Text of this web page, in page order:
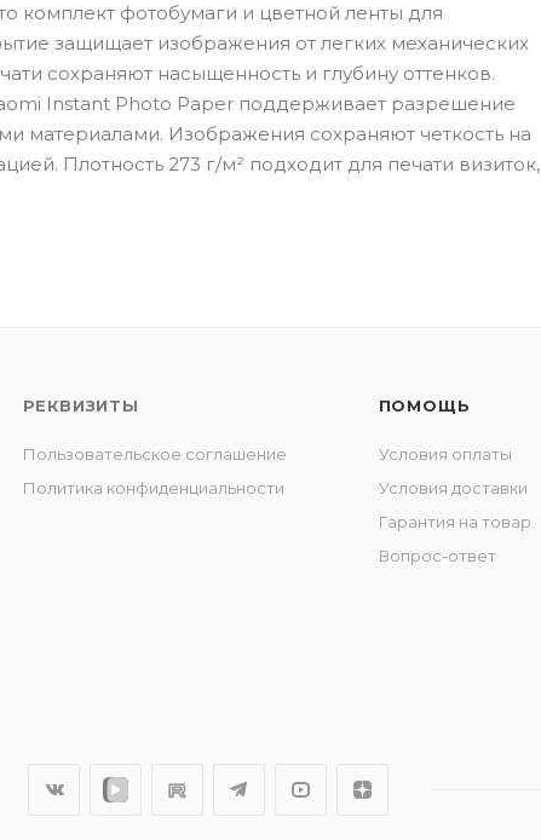
комплект фотобумаги и цветной ленты для
защищает изображения от легких механических
сохраняют насыщенность и глубину оттенков.
Instant Photo Paper поддерживает разрешение
материалами. Изображения сохраняют четкость на
Плотность 273 г/м² подходит для печати визиток,
РЕКВИЗИТЫ
Пользовательское соглашение
Политика конфиденциальности
ПОМОЩЬ
Условия оплаты
Условия доставки
Гарантия на товар
Вопрос-ответ